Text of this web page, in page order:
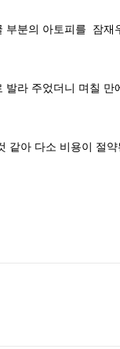
분의 아토피를 잠
라 주었더니 며칠
같아 다소 비용이 절